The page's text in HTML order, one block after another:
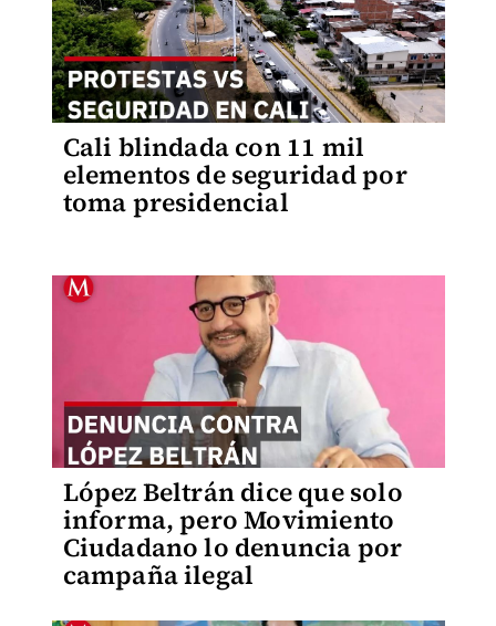
Cali blindada con 11 mil
elementos de seguridad por
toma presidencial
López Beltrán dice que solo
informa, pero Movimiento
Ciudadano lo denuncia por
campaña ilegal